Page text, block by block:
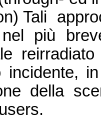
Tali
più
incidente,
della